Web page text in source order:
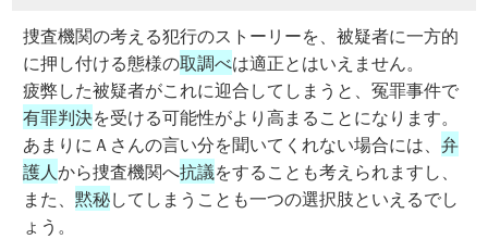
捜査機関の考える犯行のストーリーを、被疑者に一方的
に押し付ける態様の取調べは適正とはいえません。
疲弊した被疑者がこれに迎合してしまうと、冤罪事件で
有罪判決を受ける可能性がより高まることになります。
あまりにＡさんの言い分を聞いてくれない場合には、弁
護人から捜査機関へ抗議をすることも考えられますし、
また、黙秘してしまうことも一つの選択肢といえるでし
ょう。